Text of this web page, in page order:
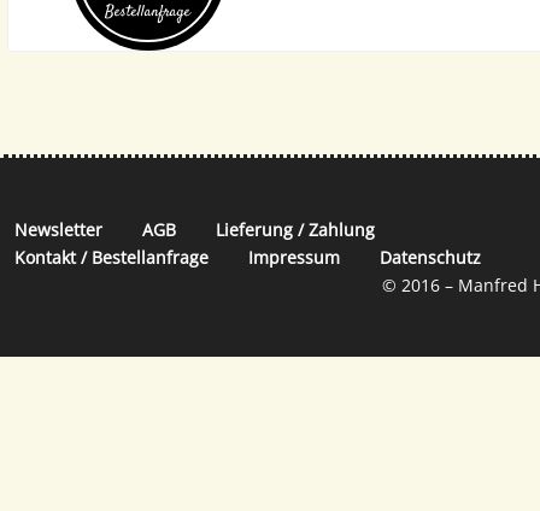
Bestell­anfrage
Newsletter AGB
Lieferung / Zahlung
Kontakt / Bestellanfrage
Impressum
Datenschutz
© 2016 – Manfred